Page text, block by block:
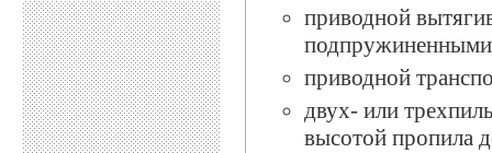
приводной
приводной
двух- или
высотой пропила